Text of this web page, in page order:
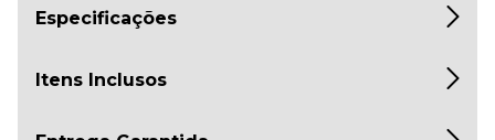
Especificações
Itens Inclusos